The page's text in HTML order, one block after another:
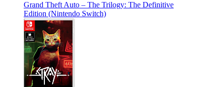
Grand Theft Auto – The Trilogy: The Definitive
Edition (Nintendo Switch)